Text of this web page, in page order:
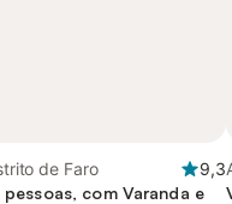
de Faro
9,3
pessoas, com Varanda e